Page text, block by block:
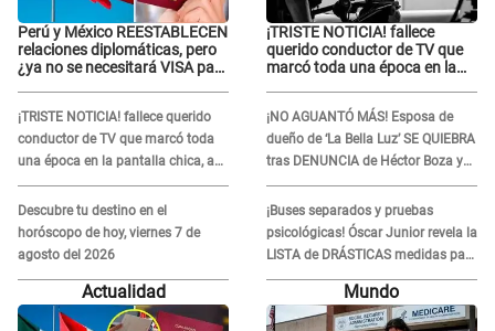
Perú y México REESTABLECEN
relaciones diplomáticas, pero
¿ya no se necesitará VISA para
¡TRISTE NOTICIA! fallece querido
conductor de TV que marcó toda
una época en la pantalla chica, así
fue su repentino adiós
Descubre tu destino en el
horóscopo de hoy, viernes 7 de
agosto del 2026
¡TRISTE NOTICIA! fallece
querido conductor de TV que
marcó toda una época en la
repentino adiós
¡NO AGUANTÓ MÁS! Esposa de
dueño de ‘La Bella Luz’ SE QUIEBRA
tras DENUNCIA de Héctor Boza y
ARREMETE contra Claudia Salazar
¡Buses separados y pruebas
psicológicas! Óscar Junior revela la
LISTA de DRÁSTICAS medidas para
prevenir acoso en 'La Bella Luz' tras
caso Naldy Saldaña
Actualidad Mundo